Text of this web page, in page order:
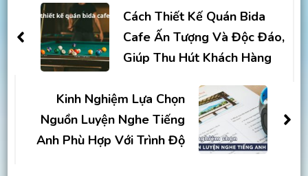
NavigationCách Thiết Kế Quán Bida
Cafe Ấn Tượng Và Độc Đáo,
Giúp Thu Hút Khách Hàng
Kinh Nghiệm Lựa Chọn
Nguồn Luyện Nghe Tiếng
Anh Phù Hợp Với Trình Độ